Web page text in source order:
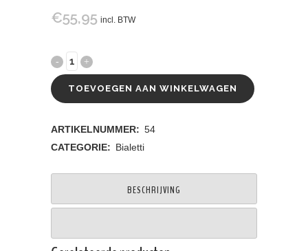
€55,95 incl. BTW
TOEVOEGEN AAN WINKELWAGEN
ARTIKELNUMMER: 54
CATEGORIE: Bialetti
BESCHRIJVING